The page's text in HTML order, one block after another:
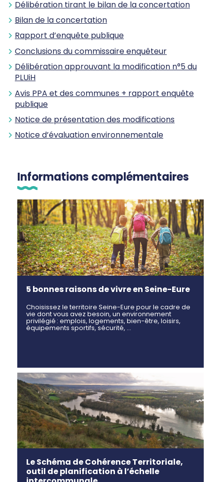
Délibération tirant le bilan de la concertation
Bilan de la concertation
Rapport d’enquête publique
Conclusions du commissaire enquêteur
Délibération approuvant la modification n°5 du
PLUiH
Avis PPA et des communes + rapport enquête
publique
Notice de présentation des modifications
Notice d’évaluation environnementale
Informations complémentaires
5 bonnes raisons de vivre en Seine-Eure
Choisissez le territoire Seine-Eure pour le cadre de
vie dont vous avez besoin, un environnement
privilégié : emplois, logements, bien-être, loisirs,
équipements sportifs, sécurité, …
Le Schéma de Cohérence Territoriale,
outil de planification à l’échelle